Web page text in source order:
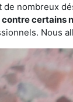
de nombreux
certains
Nous